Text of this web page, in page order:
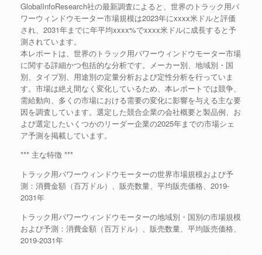
GlobalInfoResearch社の最新調査によると、世界のトラック用パ
ワーウィンドウモーター市場規模は2023年にxxxx米ドルと評価
され、2031年までに年平均xxxx%でxxxx米ドルに成長すると予
測されています。
本レポートは、世界のトラック用パワーウィンドウモーター市場
に関する詳細かつ包括的な分析です。メーカー別、地域別・国
別、タイプ別、用途別の定量分析および定性分析を行っていま
す。市場は絶え間なく変化しているため、本レポートでは競争、
需給動向、多くの市場における需要の変化に影響を与える主な要
因を調査しています。選定した競合企業の会社概要と製品例、お
よび選定したいくつかのリーダー企業の2025年までの市場シェ
ア予測を掲載しています。
*** 主な特徴 ***
トラック用パワーウィンドウモーターの世界市場規模および予
測：消費金額（百万ドル）、販売数量、平均販売価格、2019-
2031年
トラック用パワーウィンドウモーターの地域別・国別の市場規模
および予測：消費金額（百万ドル）、販売数量、平均販売価格、
2019-2031年